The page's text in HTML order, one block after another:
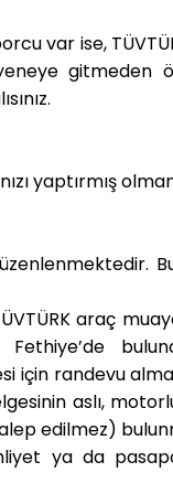
var ise,
gitmeden
yaptırmış
araç
için randevu
aslı,
edilmez)
ya da